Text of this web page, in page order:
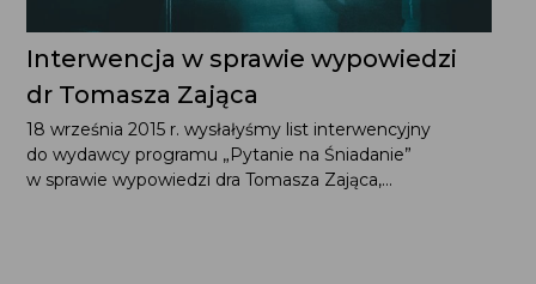
Interwencja w sprawie wypowiedzi
dr Tomasza Zająca
18 września 2015 r. wysłałyśmy list interwencyjny
do wydawcy programu „Pytanie na Śniadanie”
w sprawie wypowiedzi dra Tomasza Zająca,...